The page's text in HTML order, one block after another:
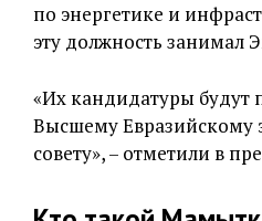
по энергетике и
эту должность занимал
«Их кандидатуры будут
Высшему Евразийскому
совету», – отметили в